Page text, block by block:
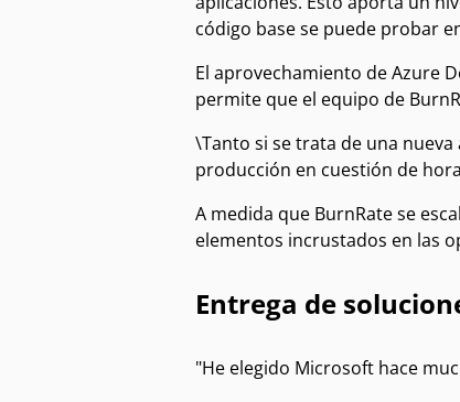
código base se puede probar
El aprovechamiento de Azure
permite que el equipo de
\Tanto si se trata de una
producción en cuestión de
A medida que BurnRate se
elementos incrustados en las
Entrega de
"He elegido Microsoft hace